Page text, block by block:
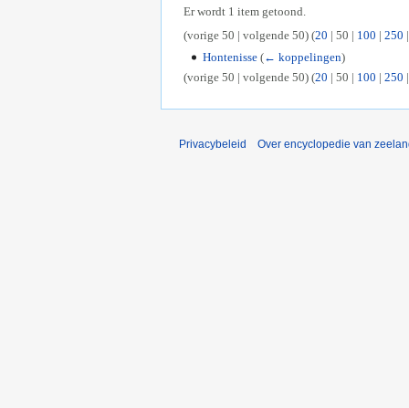
Er wordt 1 item getoond.
(vorige 50 | volgende 50) (20 | 50 | 100 | 250
Hontenisse (← koppelingen)
(vorige 50 | volgende 50) (20 | 50 | 100 | 250
Privacybeleid Over encyclopedie van